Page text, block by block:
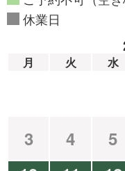
休業日
月 火 水
3
4 5